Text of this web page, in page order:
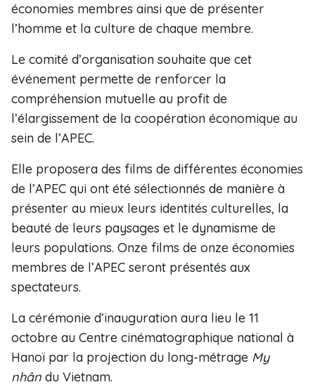
économies membres ainsi que de présenter
l’homme et la culture de chaque membre.
Le comité d’organisation souhaite que cet
événement permette de renforcer la
compréhension mutuelle au profit de
l’élargissement de la coopération économique au
sein de l’APEC.
Elle proposera des films de différentes économies
de l’APEC qui ont été sélectionnés de manière à
présenter au mieux leurs identités culturelles, la
beauté de leurs paysages et le dynamisme de
leurs populations. Onze films de onze économies
membres de l’APEC seront présentés aux
spectateurs.
La cérémonie d’inauguration aura lieu le 11
octobre au Centre cinématographique national à
Hanoï par la projection du long-métrage My
nhân du Vietnam.